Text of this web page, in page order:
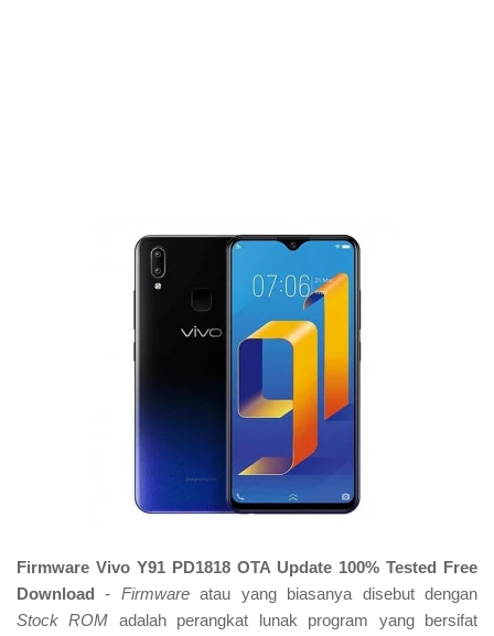
Firmware Vivo Y91 PD1818 OTA Update 100% Tested Free
Download - Firmwareatau yang biasanya disebut dengan
Stock ROM adalah perangkat lunak program yang bersifat